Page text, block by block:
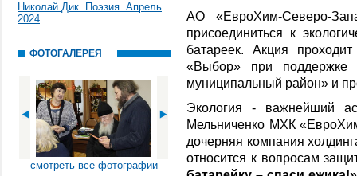
Николай Дик. Поэзия. Апрель
2024
ФОТОГАЛЕРЕЯ
смотреть все фотографии
АО «ЕвроХим-Северо-
присоединиться к
батареек. Акция
«Выбор» при поддержке
муниципальный район» и
Экология - важнейший
Мельниченко МХК
дочерняя компания
относится к вопросам